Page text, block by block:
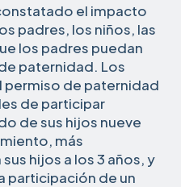
el impacto
padres, los niños, las
los padres puedan
paternidad. Los
permiso de paternidad
de participar
de sus hijos nueve
más
hijos a los 3 años, y
participación de un